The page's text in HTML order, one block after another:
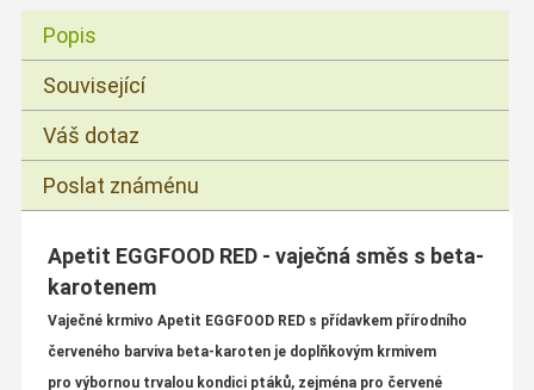
Popis
Související
Váš dotaz
Poslat známénu
Apetit EGGFOOD RED - vaječná směs s beta-
karotenem
Vaječné krmivo Apetit EGGFOOD RED s přídavkem přírodního
červeného barviva beta-karoten je doplňkovým krmivem
pro výbornou trvalou kondici ptáků, zejména pro červené